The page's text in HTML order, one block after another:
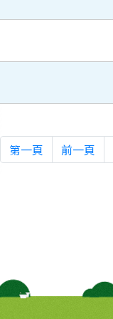
第一頁 前一頁